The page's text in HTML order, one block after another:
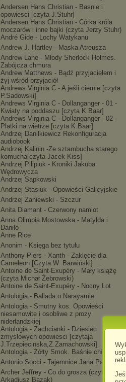
Andersen Hans Christian - Basnie i
opowiesci [czyta J.Stuhr]
Andersen Hans Christian - Córka króla
moczarów i inne bajki (czyta Jerzy Stuhr)
André Gide - Lochy Watykanu
Andrew J. Hartley - Maska Atreusza
Andrew Lane - Młody Sherlock Holmes.
Zabójcza chmura
Andrew Matthews - Bądź przyjacielem i
żyj wśród przyjaciół
Andrews Virginia C - A jeśli ciernie [czyta
P.Sadowski]
Andrews Virginia C - Dollanganger - 01 -
Kwiaty na poddaszu [czyta K.Baar]
Andrews Virginia C - Dollanganger - 02 -
Platki na wietrze [czyta K.Baar]
Andrzej Danilkiewicz Rekonfiguracja
audiobook
Andrzej Kalinin -Ze sztambucha starego
komucha[czyta Jacek Kiss]
Andrzej Pilipiuk - Kroniki Jakuba
Wędrowycza
Andrzej Sapkowski
Andrzej Stasiuk - Opowieści Galicyjskie
Andrzej Zaniewski - Szczur
Anita Diamant - Czerwony namiot
Anna Olimpia Mostowska - Matylda i
Daniło
Anne Rice
Anonim - Księga bez tytułu
Anthony Piers - Xanth - Zaklęcie dla
Cameleon [Czyta W. Barwiński]
Antoine de Saint-Exupéry - Mały książę
(czyta Michał Żebrowski)
Antoine de Saint-Exupéry - Nocny Lot
Antologia - Ballada o Narayamie
Antologia - Smutny kos. Opowieści
niesamowite i osobliwe z prozy
niderlandzkiej
Antologia - Zachcianki - Dziesiec
zmyslowych opowiesci [czytaja
J.Trzepiecinska,Z.Zamachowski]
Antologia - Żółty Smok. Baśnie chińskie
Antonio Socci - Tajemnice Jana Pawła II
Archer Jeffrey - Co do grosza (czyta
Arkadiusz Bazak)